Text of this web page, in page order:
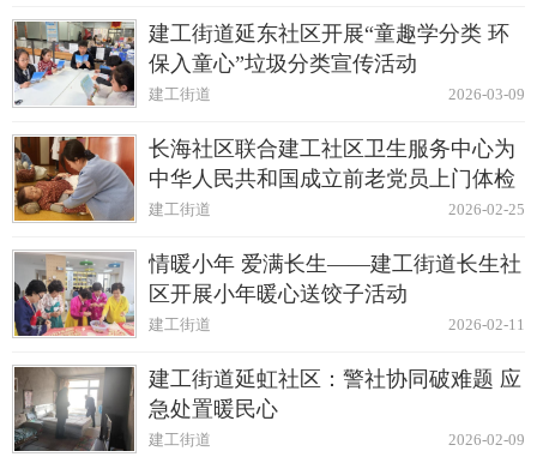
建工街道延东社区开展“童趣学分类 环
保入童心”垃圾分类宣传活动
2026-03-09
建工街道
长海社区联合建工社区卫生服务中心为
中华人民共和国成立前老党员上门体检
2026-02-25
建工街道
情暖小年 爱满长生——建工街道长生社
区开展小年暖心送饺子活动
2026-02-11
建工街道
建工街道延虹社区：警社协同破难题 应
急处置暖民心
2026-02-09
建工街道